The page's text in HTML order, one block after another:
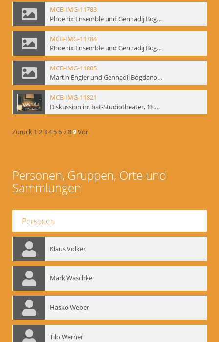
MCB-IMG-11783
Phoenix Ensemble und Gennadij Bogdanow; BM-img-105-9
MCB-IMG-11784
Phoenix Ensemble und Gennadij Bogdanow; BM-img-105-10
MCB-IMG-11805
Martin Engler und Gennadij Bogdanow; BM-img-113
MCB-IMG-11821
Diskussion im bat-Studiotheater, 18.09.1995; BM-img-127-3
Zurück 1 234 56789Vor
Personen, Gruppen, Orte und
Sammlungen
Personen
Klaus Völker
Mark Waschke
Hasko Weber
Tilo Werner